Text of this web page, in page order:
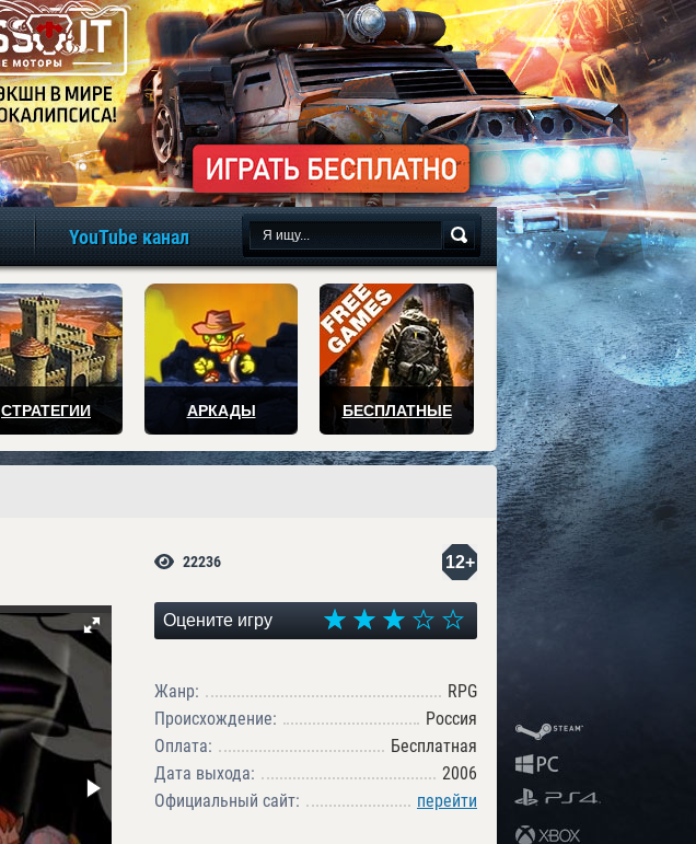
игры онлайн бесплатно
YouTube канал
СТРАТЕГИИ АРКАДЫ БЕСПЛАТНЫЕ
12+
22236
Оцените игру
Жанр:
RPG
Происхождение:
Россия
Оплата:
Бесплатная
Дата выхода:
2006
Официальный сайт:
перейти